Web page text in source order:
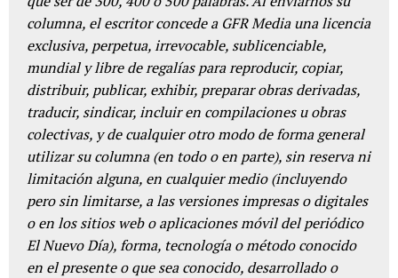
columna, el escritor concede a GFR Media una licencia
exclusiva, perpetua, irrevocable, sublicenciable,
mundial y libre de regalías para reproducir, copiar,
distribuir, publicar, exhibir, preparar obras derivadas,
traducir, sindicar, incluir en compilaciones u obras
colectivas, y de cualquier otro modo de forma general
utilizar su columna (en todo o en parte), sin reserva ni
limitación alguna, en cualquier medio (incluyendo
pero sin limitarse, a las versiones impresas o digitales
o en los sitios web o aplicaciones móvil del periódico
El Nuevo Día), forma, tecnología o método conocido
en el presente o que sea conocido, desarrollado o